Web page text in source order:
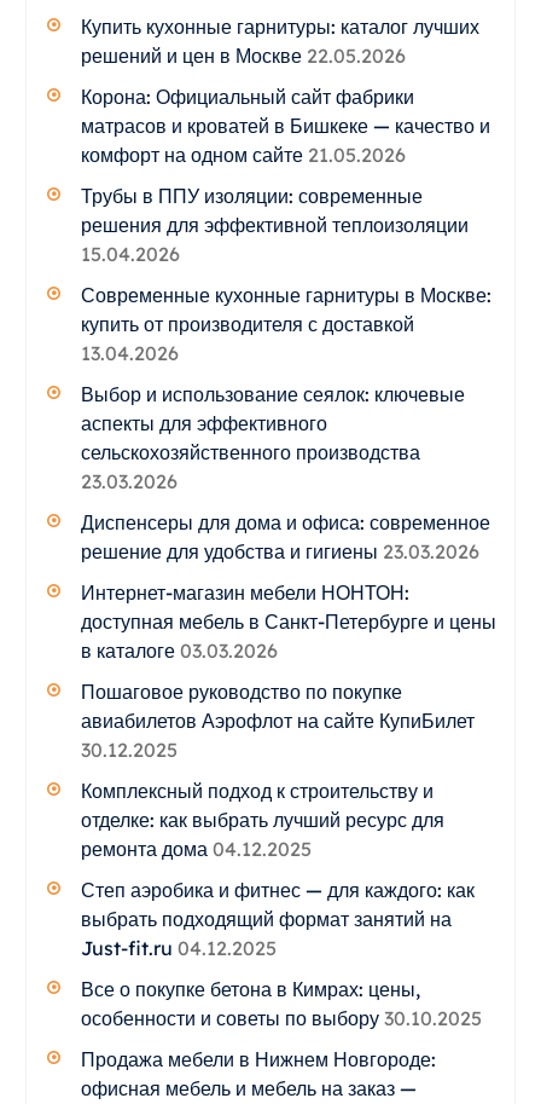
Купить кухонные гарнитуры: каталог лучших
решений и цен в Москве 22.05.2026
Корона: Официальный сайт фабрики
матрасов и кроватей в Бишкеке — качество и
комфорт на одном сайте 21.05.2026
Трубы в ППУ изоляции: современные
решения для эффективной теплоизоляции
15.04.2026
Современные кухонные гарнитуры в Москве:
купить от производителя с доставкой
13.04.2026
Выбор и использование сеялок: ключевые
аспекты для эффективного
сельскохозяйственного производства
23.03.2026
Диспенсеры для дома и офиса: современное
решение для удобства и гигиены 23.03.2026
Интернет-магазин мебели НОНТОН:
доступная мебель в Санкт-Петербурге и цены
в каталоге 03.03.2026
Пошаговое руководство по покупке
авиабилетов Аэрофлот на сайте КупиБилет
30.12.2025
Комплексный подход к строительству и
отделке: как выбрать лучший ресурс для
ремонта дома 04.12.2025
Степ аэробика и фитнес — для каждого: как
выбрать подходящий формат занятий на
Just-fit.ru 04.12.2025
Все о покупке бетона в Кимрах: цены,
особенности и советы по выбору 30.10.2025
Продажа мебели в Нижнем Новгороде:
офисная мебель и мебель на заказ —